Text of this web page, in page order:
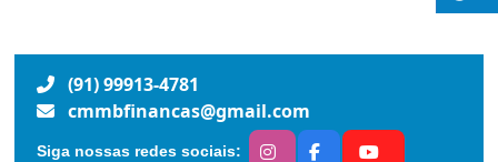
(91) 99913-4781
cmmbfinancas@gmail.com
Siga nossas redes sociais: